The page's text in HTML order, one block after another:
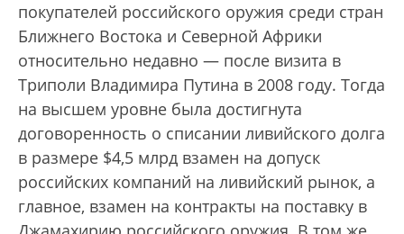
покупателей российского оружия среди стран
Ближнего Востока и Северной Африки
относительно недавно — после визита в
Триполи Владимира Путина в 2008 году. Тогда
на высшем уровне была достигнута
договоренность о списании ливийского долга
в размере $4,5 млрд взамен на допуск
российских компаний на ливийский рынок, а
главное, взамен на контракты на поставку в